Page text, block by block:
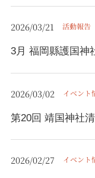
2026/03/21 活動報告
3月 福岡縣護国神
2026/03/02 イベント
第20回 靖国神社
2026/02/27 イベント